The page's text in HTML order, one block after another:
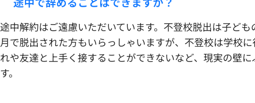
途中解約はご遠慮いただいています。不登校脱出は子ど
月で脱出された方もいらっしゃいますが、不登校は学校
れや友達と上手く接することができないなど、現実の壁
す。